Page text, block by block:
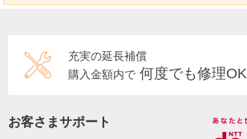
充実の延長補償
購入金額内で 何度でも修理OK
お客さまサポート